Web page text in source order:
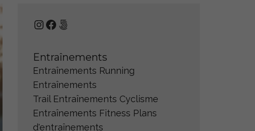
Instagram
Facebook
500px
Entraînements
Entraînements Running
Entraînements
Trail Entraînements Cyclisme
Entraînements Fitness Plans
d'entraînements